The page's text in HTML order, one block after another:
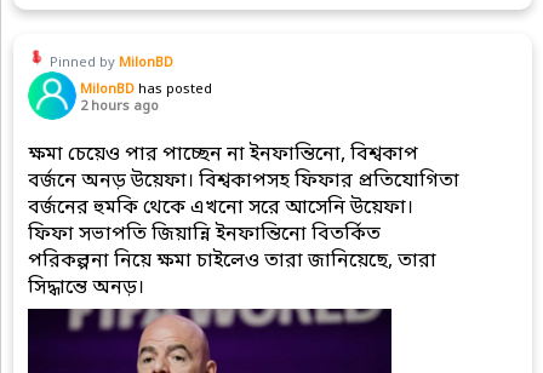
Pinned by MilonBD
MilonBD has posted
2 hours ago
ক্ষমা চেয়েও পার পাচ্ছেন না ইনফান্তিনো, বিশ্বকাপ
বর্জনে অনড় উয়েফা। বিশ্বকাপসহ ফিফার প্রতিযোগিতা
বর্জনের হুমকি থেকে এখনো সরে আসেনি উয়েফা।
ফিফা সভাপতি জিয়ান্নি ইনফান্তিনো বিতর্কিত
পরিকল্পনা নিয়ে ক্ষমা চাইলেও তারা জানিয়েছে, তারা
সিদ্ধান্তে অনড়।